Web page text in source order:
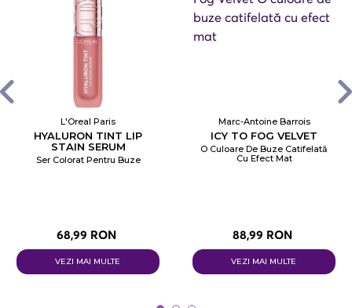
L'Oreal Paris
HYALURON TINT LIP
STAIN SERUM
Ser Colorat Pentru Buze
68,99 RON
VEZI MAI MULTE
Marc-Antoine Barrois
ICY TO FOG VELVET
O Culoare De Buze Catifelată
Cu Efect Mat
88,99 RON
VEZI MAI MULTE